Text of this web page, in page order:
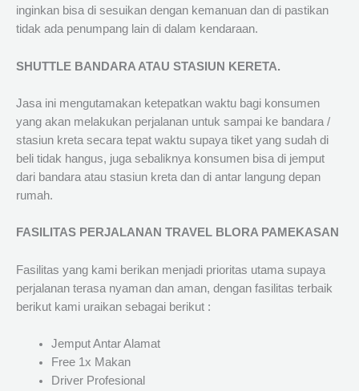
inginkan bisa di sesuikan dengan kemanuan dan di pastikan
tidak ada penumpang lain di dalam kendaraan.
SHUTTLE BANDARA ATAU STASIUN KERETA.
Jasa ini mengutamakan ketepatkan waktu bagi konsumen
yang akan melakukan perjalanan untuk sampai ke bandara /
stasiun kreta secara tepat waktu supaya tiket yang sudah di
beli tidak hangus, juga sebaliknya konsumen bisa di jemput
dari bandara atau stasiun kreta dan di antar langung depan
rumah.
FASILITAS PERJALANAN TRAVEL BLORA PAMEKASAN
Fasilitas yang kami berikan menjadi prioritas utama supaya
perjalanan terasa nyaman dan aman, dengan fasilitas terbaik
berikut kami uraikan sebagai berikut :
Jemput Antar Alamat
Free 1x Makan
Driver Profesional